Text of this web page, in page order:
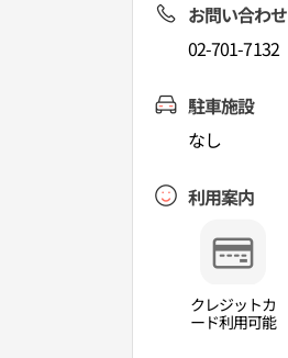
お問い合わせ
02-701-7132
駐車施設
なし
利用案内
クレジットカ
ード利用可能